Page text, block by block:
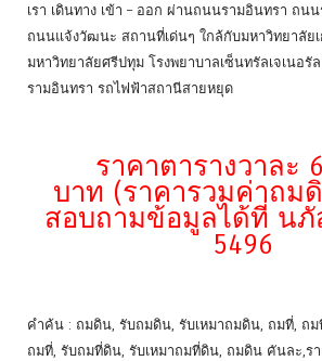
เรา เดินทาง เข้า – ออก ผ่านถนนรามอินทรา ถน
ถนนแจ้งวัฒนะ สถานที่เด่นๆ ใกล้กับมหาวิทยาลัย
มหาวิทยาลัยศรีปทุม โรงพยาบาลเซ็นทรัลเจเนอรั
รามอินทรา รถไฟฟ้าสถานีสายหยุด
ราคาตารางวาละ
บาท (ราคารวมค่าถม
สอบถามข้อมูลได้ที่ นภั
5496
คำค้น : ถมดิน, รับถมดิน, รับเหมาถมดิน, ถมที่, ถม
ถมที่, รับถมที่ดิน, รับเหมาถมที่ดิน, ถมดิน คันละ,